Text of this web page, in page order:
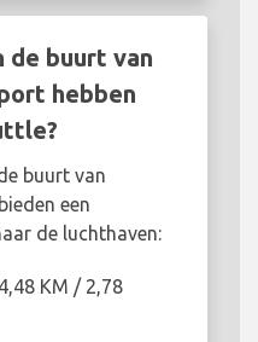
de buurt van
hebben
buurt van
een
de luchthaven:
KM / 2,78